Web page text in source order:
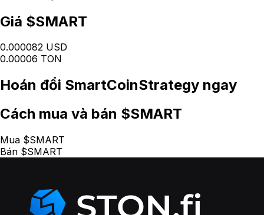
Giá $SMART
0.000082 USD
0.00006 TON
Hoán đổi SmartCoinStrategy ngay
Cách mua và bán $SMART
Mua $SMART
Bán $SMART